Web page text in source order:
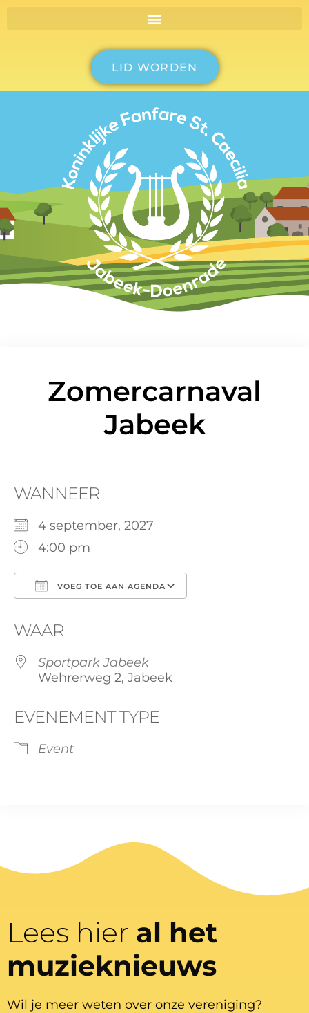
LID WORDEN
Zomercarnaval
Jabeek
WANNEER
4 september, 2027
4:00 pm
VOEG TOE AAN AGENDA
WAAR
Sportpark Jabeek
Wehrerweg 2, Jabeek
EVENEMENT TYPE
Event
Lees hier al het
muzieknieuws
Wil je meer weten over onze vereniging?